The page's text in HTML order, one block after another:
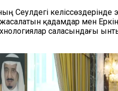
Сеулдегі
қадамдар мен
саласындағы